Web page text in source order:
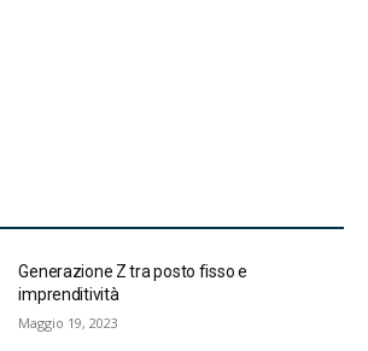
Generazione Z tra posto fisso e
imprenditività
Maggio 19, 2023